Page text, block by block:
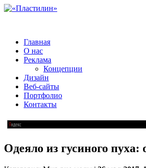
Главная
О нас
Реклама
Концепции
Дизайн
Веб-сайты
Портфолио
Контакты
Одеяло из гусиного